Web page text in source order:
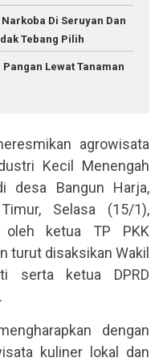
Di Seruyan Dan
Tebang Pilih
Lewat Tanaman
agrowisata
Kecil Menengah
desa Bangun Harja,
Selasa (15/1),
oleh ketua TP PKK
turut disaksikan Wakil
serta ketua DPRD
dengan
kuliner lokal dan